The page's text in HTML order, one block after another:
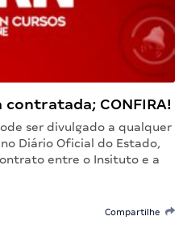
contratada; CONFIRA!
ser divulgado a qualquer
Diário Oficial do Estado,
entre o Insituto e a
Compartilhe